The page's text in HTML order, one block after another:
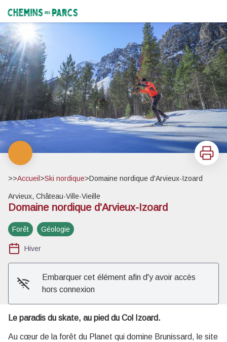
Chemins des Parcs
Skating dans la forêt du Planet - © Léo Gayola
Imprimer
>>Accueil >Ski nordique>Domaine nordique d'Arvieux-Izoard
Arvieux, Château-Ville-Vieille
Domaine nordique d'Arvieux-Izoard
Forêt Géologie
Hiver
Embarquer cet élément afin d'y avoir accès
hors connexion
Le paradis du skate, au pied du Col Izoard.
Au cœur de la forêt du Planet qui domine Brunissard, le site